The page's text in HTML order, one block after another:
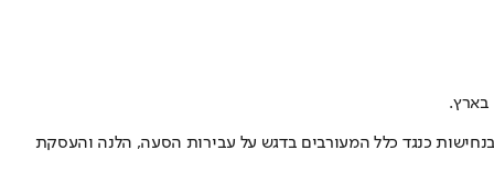
בארץ.
כנגד כלל המעורבים בדגש על עבירות הסעה, הלנה והעסקת